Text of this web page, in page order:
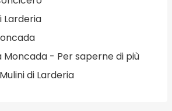
Larderia
Moncada - Per saperne di più
di Larderia